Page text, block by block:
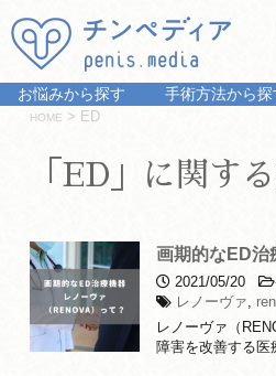
お悩みから探す 手術方法から探
HOME > ED
「ED」に関す
画期的なED治
2021/05/20
レノーヴァ,
レノーヴァ（
障害を改善する